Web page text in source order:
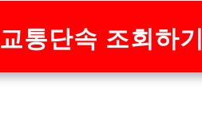
교통단속 조회하기